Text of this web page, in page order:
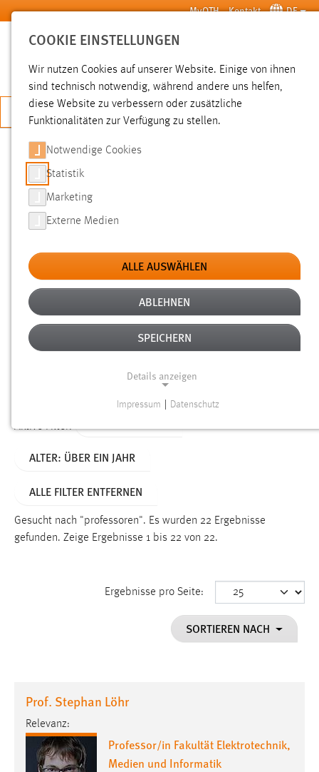
Zum Hauptinhalt springen MyOTH Kontakt DE
SUCHE
JETZT BEWERBEN
SUCHE
FILTER
Typ
Erstellungsdatum
Alter
Aktive Filter:
ALTER: ÜBER EIN JAHR
ALLE FILTER ENTFERNEN
Gesucht nach "professoren". Es wurden 22 Ergebnisse
gefunden. Zeige Ergebnisse 1 bis 22 von 22.
Ergebnisse pro Seite:
SORTIEREN NACH
Prof. Stephan Löhr
Relevanz:
Professor/in Fakultät Elektrotechnik,
Medien und Informatik
COOKIE EINSTELLUNGEN
Wir nutzen Cookies auf unserer Website. Einige von ihnen
sind technisch notwendig, während andere uns helfen,
diese Website zu verbessern oder zusätzliche
Funktionalitäten zur Verfügung zu stellen.
Notwendige Cookies
Statistik
Marketing
Externe Medien
ALLE AUSWÄHLEN
ABLEHNEN
SPEICHERN
Details anzeigen
Funktionen und sind für die einwandfreie Funktion der
Name:
Dieser Cookie speichert die ausgewählten Einverständnis-
Performance
Name:
staticfilecache
Zweck:
Impressum Datenschutz